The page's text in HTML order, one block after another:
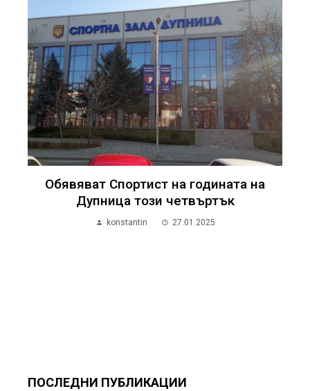
Обявяват Спортист на годината на
Дупница този четвъртък
konstantin 27.01.2025
ПОСЛЕДНИ ПУБЛИКАЦИИ